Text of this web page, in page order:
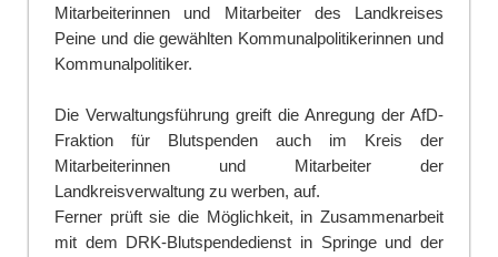
Mitarbeiterinnen und Mitarbeiter des Landkreises
Peine und die gewählten Kommunalpolitikerinnen und
Kommunalpolitiker.
Die Verwaltungsführung greift die Anregung der AfD-
Fraktion für Blutspenden auch im Kreis der
Mitarbeiterinnen und Mitarbeiter der
Landkreisverwaltung zu werben, auf.
Ferner prüft sie die Möglichkeit, in Zusammenarbeit
mit dem DRK-Blutspendedienst in Springe und der